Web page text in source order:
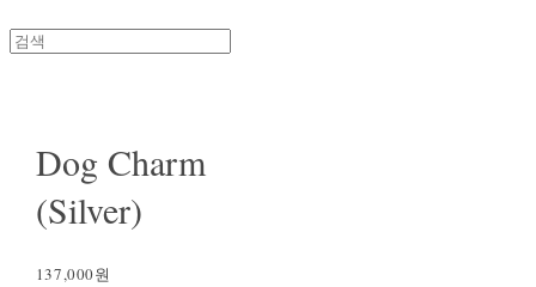
Dog Charm
(Silver)
137,000원